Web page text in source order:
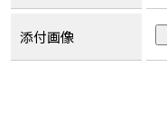
添付画像